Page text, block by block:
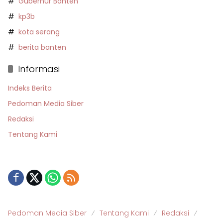
kp3b
kota serang
berita banten
Informasi
Indeks Berita
Pedoman Media Siber
Redaksi
Tentang Kami
Pedoman Media Siber Tentang Kami Redaksi